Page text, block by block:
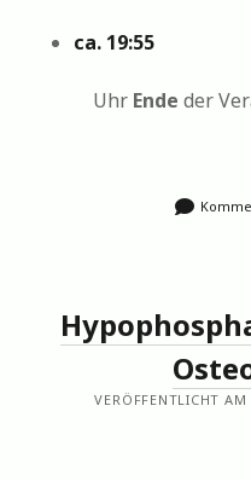
ca. 19:55
Uhr Ende der
VERÖFFENTLICHT